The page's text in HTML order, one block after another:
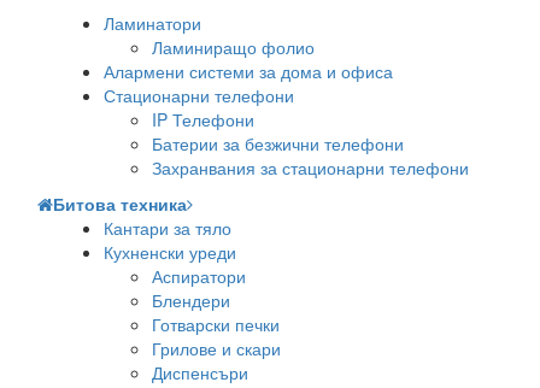
Ламинатори
Ламиниращо фолио
Алармени системи за дома и офиса
Стационарни телефони
IP Телефони
Батерии за безжични телефони
Захранвания за стационарни телефони
Битова техника
Кантари за тяло
Кухненски уреди
Аспиратори
Блендери
Готварски печки
Грилове и скари
Диспенсъри